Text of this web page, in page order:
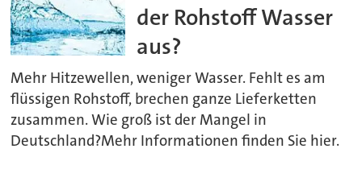
der Rohstoff Wasser
aus?
Mehr Hitzewellen, weniger Wasser. Fehlt es am
flüssigen Rohstoff, brechen ganze Lieferketten
zusammen. Wie groß ist der Mangel in
Deutschland?Mehr Informationen finden Sie hier.